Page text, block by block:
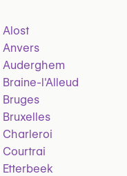
Alost
Anvers
Auderghem
l'Alleud
Charleroi
Courtrai